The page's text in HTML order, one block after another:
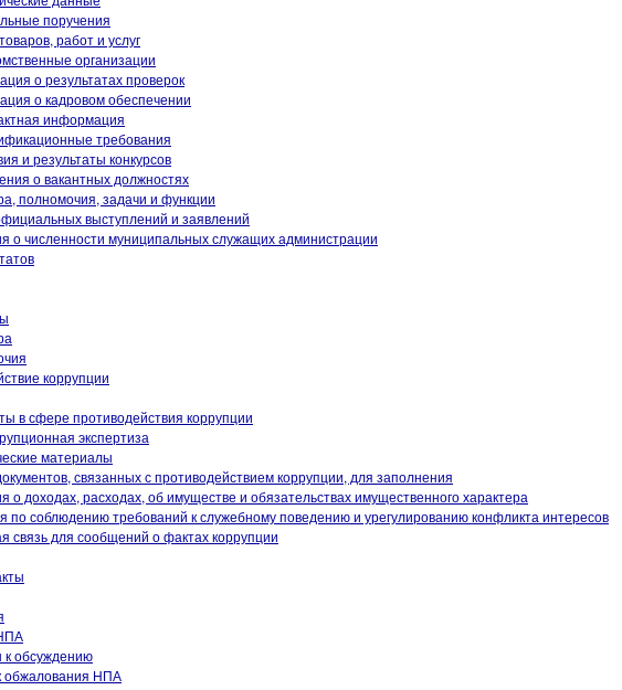
поручения
работ и услуг
организации
о результатах проверок
о кадровом обеспечении
информация
требования
и результаты конкурсов
о вакантных должностях
полномочия, задачи и функции
выступлений и заявлений
о численности муниципальных служащих администрации
коррупции
в сфере противодействия коррупции
экспертиза
материалы
связанных с противодействием коррупции, для заполнения
о доходах, расходах, об имуществе и обязательствах имущественного характера
по соблюдению требований к служебному поведению и урегулированию конфликта интересов
связь для сообщений о фактах коррупции
к обсуждению
обжалования НПА